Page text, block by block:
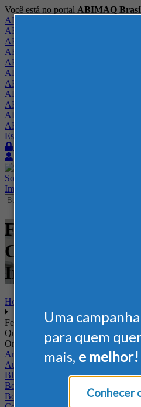
Uma
para quem
mais, e melhor!
Conhecer
Você está no portal ABIMAQ
ABIMAQ Brasil
ABIMAQ Minas Gerais
ABIMAQ Norte-Nordeste
ABIMAQ Paraná
ABIMAQ Piracicaba
ABIMAQ Ribeirão Preto
ABIMAQ Rio de Janeiro
ABIMAQ Rio Grande do Sul
ABIMAQ Santa Catarina
ABIMAQ São Paulo
ABIMAQ Vale do Paraíba
Escritório de Relações
Sobre
Imprensa
Feiras -
Center - SP -
Internacional -
Home
Feiras
Quando
Onde
Arena Jaguariuna
Auditório Albano Franco - FIEPA
Blumenau - SC
BolognaFiere
Boulevard Olimpico - RJ